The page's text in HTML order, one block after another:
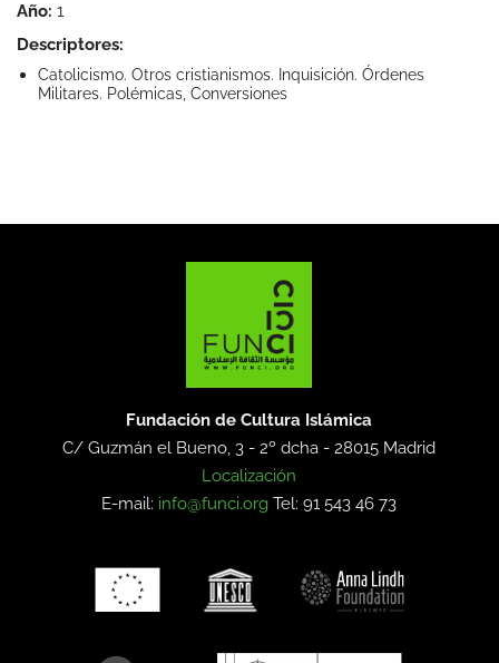
Año: 1
Descriptores:
Catolicismo. Otros cristianismos. Inquisición. Órdenes
Militares. Polémicas, Conversiones
Fundación de Cultura Islámica
C/ Guzmán el Bueno, 3 - 2º dcha -28015 Madrid
Localización
E-mail: info@funci.org Tel: 91 543 46 73